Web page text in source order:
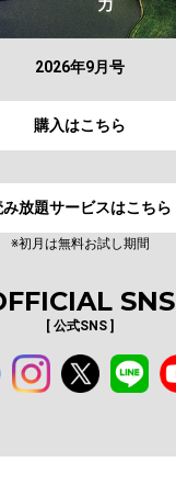
2026年9月号
購入はこちら
み放題サービスはこちら
※初月は無料お試し期間
SNS
[ 公式SNS ]